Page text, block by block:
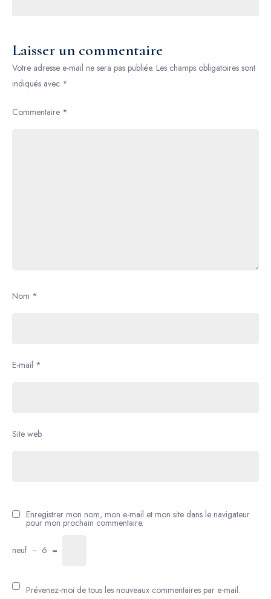
Cuisine
Laisser un commentaire
Votre adresse e-mail ne sera pas publiée. Les champs obligatoires sont
indiqués avec *
Commentaire *
Nom *
E-mail *
Site web
Enregistrer mon nom, mon e-mail et mon site dans le navigateur
pour mon prochain commentaire.
neuf − 6 =
Prévenez-moi de tous les nouveaux commentaires par e-mail.